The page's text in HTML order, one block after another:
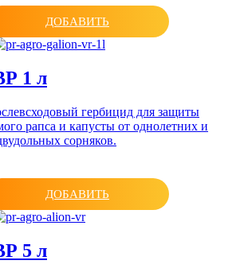
ДОБАВИТЬ
1 л
гербицид для защиты
рапса и капусты от однолетних и
сорняков.
ДОБАВИТЬ
5 л